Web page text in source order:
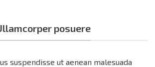
posuere
suspendisse ut aenean malesuada